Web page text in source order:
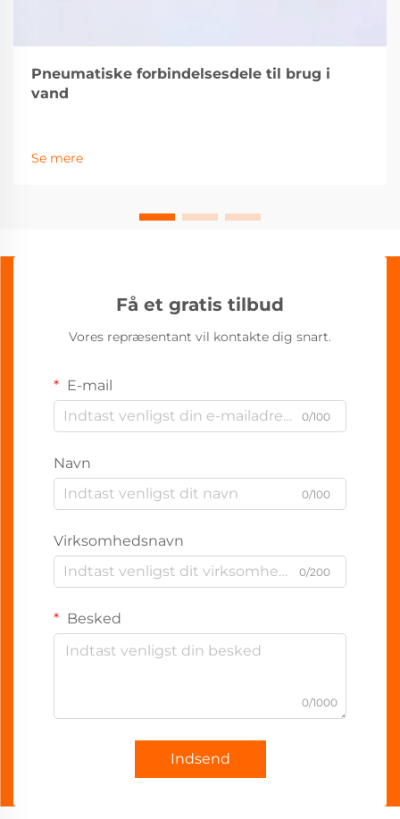
Pneumatiske forbindelsesdele til brug i
vand
Se mere
Få et gratis tilbud
Vores repræsentant vil kontakte dig snart.
E-mail
0/100
Navn
0/100
Virksomhedsnavn
0/200
Besked
0/1000
Indsend